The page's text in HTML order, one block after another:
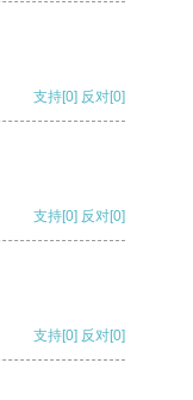
支持[0] 反对[0]
支持[0] 反对[0]
支持[0] 反对[0]